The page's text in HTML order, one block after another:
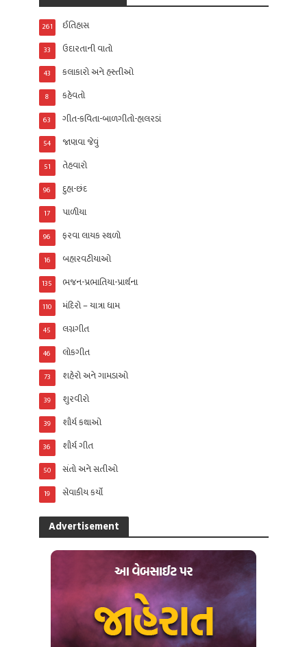
ઈતિહાસ
261
ઉદારતાની વાતો
33
કલાકારો અને હસ્તીઓ
43
કહેવતો
8
ગીત-કવિતા-બાળગીતો-હાલરડાં
63
જાણવા જેવું
54
તેહવારો
51
દુહા-છંદ
96
પાળીયા
17
ફરવા લાયક સ્થળો
96
બહારવટીયાઓ
16
ભજન-પ્રભાતિયા-પ્રાર્થના
135
મંદિરો – યાત્રા ધામ
110
લગ્નગીત
45
લોકગીત
46
શહેરો અને ગામડાઓ
73
શુરવીરો
39
શૌર્ય કથાઓ
39
શૌર્ય ગીત
36
સંતો અને સતીઓ
50
સેવાકીય કર્યો
19
Advertisement